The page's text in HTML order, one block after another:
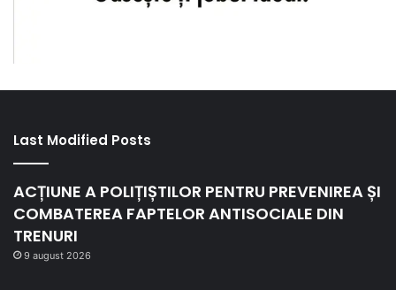
Last Modified Posts
ACȚIUNE A POLIȚIȘTILOR PENTRU PREVENIREA ȘI
COMBATEREA FAPTELOR ANTISOCIALE DIN
TRENURI
9 august 2026